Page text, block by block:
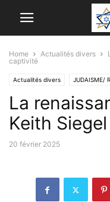
Home Actualités divers
captivité
Actualités divers JUDAISME/
La
Keith
20 février 2025